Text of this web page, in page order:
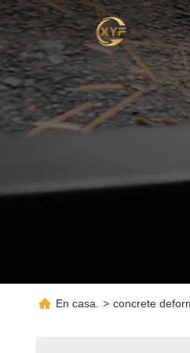
En casa. > concrete